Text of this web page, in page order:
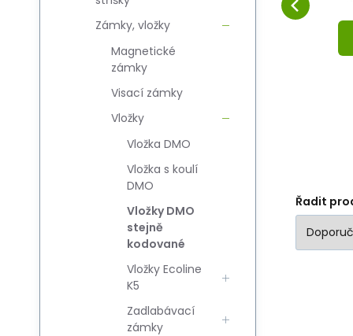
Řadit
Zámky, vložky
Magnetické
zámky
Visací zámky
Vložky
Vložka DMO
Vložka s koulí
DMO
Vložky DMO
stejně
kodované
Vložky Ecoline
K5
Zadlabávací
zámky